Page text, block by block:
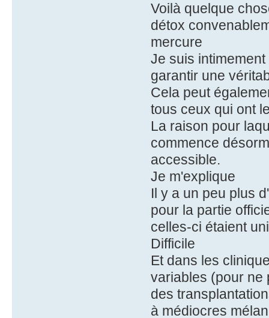
Voilà quelque
détox
mercure
Je suis
garantir une
Cela peut
tous ceux qui ont
La raison pour
commence
accessible.
Je m'explique
Il y a un peu plus
pour la partie
celles-ci étaient
Difficile
Et dans les
variables (pour ne
des
à médiocres